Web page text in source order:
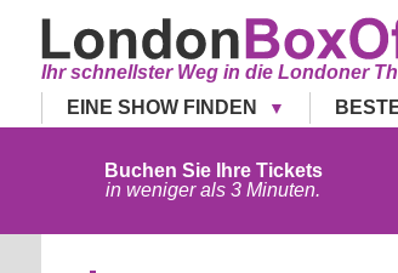
Ihr schnellster Weg in die Londoner
EINE SHOW FINDEN
Buchen Sie Ihre Tickets
in weniger als 3 Minuten.